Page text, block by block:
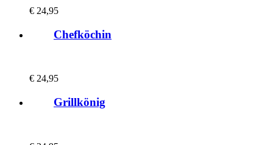
€ 24,95
Chefköchin
€ 24,95
Grillkönig